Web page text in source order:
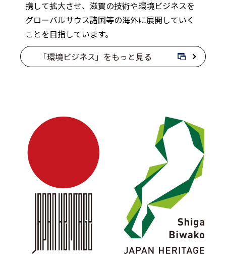
携して拡大させ、滋賀の技術や環境ビジネスを
グローバルサウス諸国等の海外に展開していく
ことを目指しています。
「環境ビジネス」をもっと見る